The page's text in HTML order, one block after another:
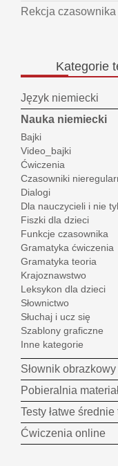
Rekcja czasownika
Kategorie
Język niemiecki
Nauka niemiecki
Bajki
Video_bajki
Ćwiczenia
Czasowniki
Dialogi
Dla nauczycieli i nie
Fiszki dla dzieci
Funkcje czasownika
Gramatyka ćwiczenia
Gramatyka teoria
Krajoznawstwo
Leksykon dla dzieci
Słownictwo
Słuchaj i ucz się
Szablony graficzne
Inne kategorie
Słownik obrazkowy
Pobieralnia
Testy łatwe średnie
Ćwiczenia online